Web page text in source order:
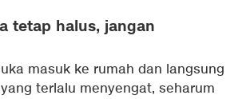
tetap halus, jangan
masuk ke rumah dan langsung
terlalu menyengat, seharum